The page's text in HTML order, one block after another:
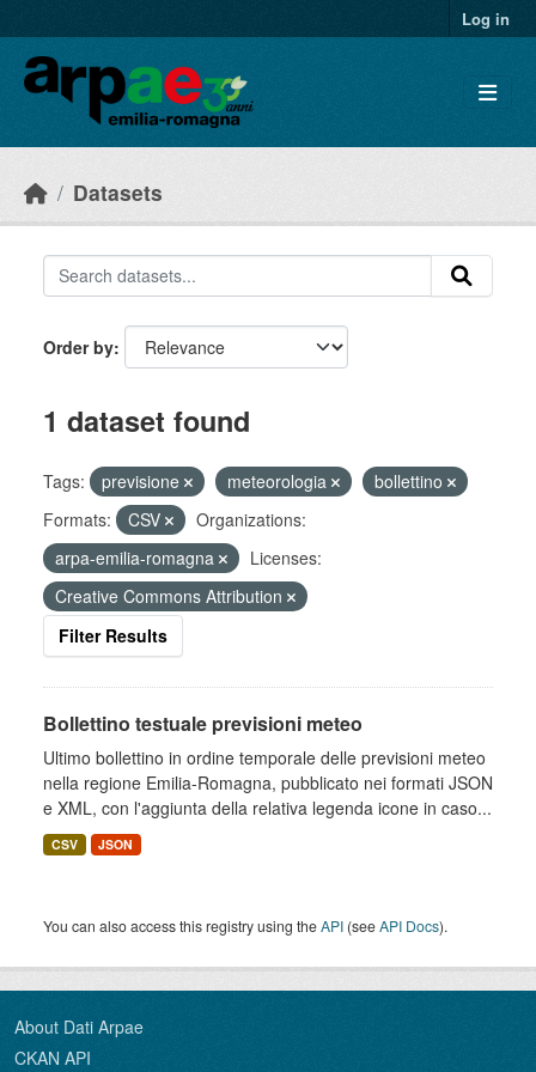
Log in
Datasets
Order by
1 dataset found
Tags: previsione meteorologia
bollettino
Formats:
CSV
Organizations:
arpa-emilia-romagna
Licenses:
Creative Commons Attribution
Filter Results
Bollettino testuale previsioni meteo
Ultimo bollettino in ordine temporale delle previsioni meteo
nella regione Emilia-Romagna, pubblicato nei formati JSON
e XML, con l'aggiunta della relativa legenda icone in caso...
CSV JSON
You can also access this registry using theAPI (seeAPI Docs).
About Dati Arpae
CKAN API